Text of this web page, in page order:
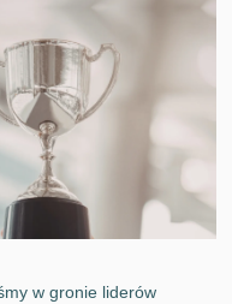
w gronie liderów